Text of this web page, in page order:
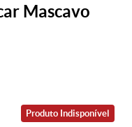
Mascavo
Produto Indisponível